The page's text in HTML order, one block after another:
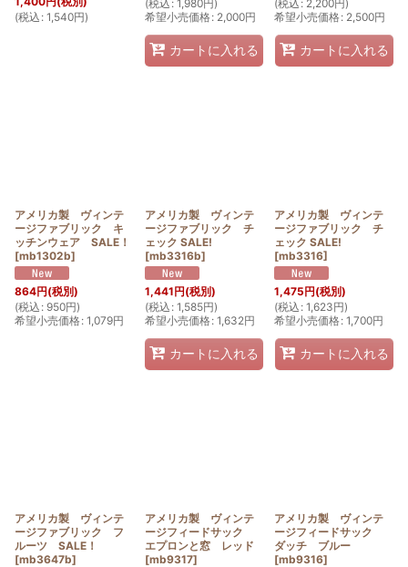
(税込 : 1,540円)
(税込 : 1,980円 )
希望小売価格: 2,000円
カートに入れる
(税込 : 2,200円 )
希望小売価格: 2,500円
カートに入れる
アメリカ製 ヴィンテ
ージファブリック キ
ッチンウェア SALE！
[mb1302b]
864円(税別)
(税込 : 950円)
希望小売価格: 1,079円
アメリカ製 ヴィンテ
ージファブリック チ
ェック SALE!
[mb3316b]
1,441円(税別)
(税込 : 1,585円)
希望小売価格: 1,632円
カートに入れる
アメリカ製 ヴィンテ
ージファブリック チ
ェック SALE!
[mb3316]
1,475円(税別)
(税込 : 1,623円)
希望小売価格: 1,700円
カートに入れる
アメリカ製 ヴィンテ
ージファブリック フ
ルーツ SALE！
[mb3647b]
アメリカ製 ヴィンテ
ージフィードサック
エプロンと窓 レッド
[mb9317]
アメリカ製 ヴィンテ
ージフィードサック
ダッチ ブルー
[mb9316]